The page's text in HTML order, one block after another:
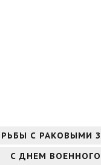
С РАКОВЫМИ
С ДНЕМ